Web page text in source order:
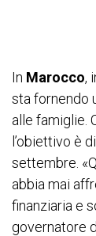
In Marocco,
sta fornendo
alle famiglie.
l’obiettivo è
settembre.
abbia mai
finanziaria e
governatore